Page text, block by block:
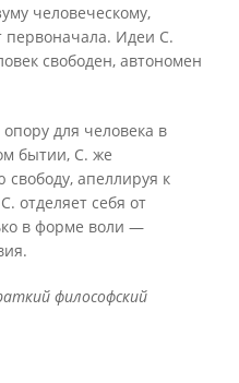
человеческому,
первоначала. Идеи С.
свободен, автономен
для человека в
бытии, С. же
апеллируя к
отделяет себя от
в форме воли —
философский